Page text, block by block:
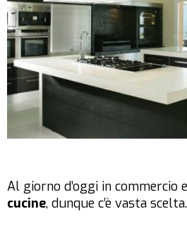
Al giorno d’oggi in commercio
cucine, dunque c’è vasta scelta.